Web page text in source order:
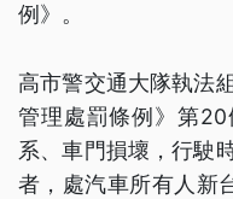
例》。
高市警交通大隊執法
管理處罰條例》第
系、車門損壞，行駛
者，處汽車所有人新